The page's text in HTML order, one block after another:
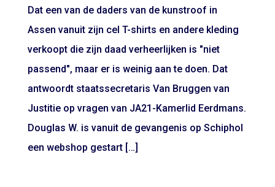
Dat een van de daders van de kunstroof in
Assen vanuit zijn cel T-shirts en andere kleding
verkoopt die zijn daad verheerlijken is "niet
passend", maar er is weinig aan te doen. Dat
antwoordt staatssecretaris Van Bruggen van
Justitie op vragen van JA21-Kamerlid Eerdmans.
Douglas W. is vanuit de gevangenis op Schiphol
een webshop gestart […]